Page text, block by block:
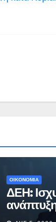
ΟΙΚΟΝΟΜΙΑ
ΔΕΗ:
εξάμηνο